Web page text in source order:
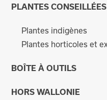
PLANTES CONSEILLÉES
Plantes indigènes
Plantes horticoles et
BOÎTE À OUTILS
HORS WALLONIE